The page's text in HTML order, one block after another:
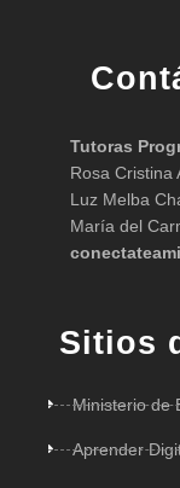
Tutoras
Rosa Cristina
Luz Melba
María del
Sitios
Ministerio de
Aprender